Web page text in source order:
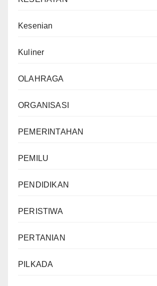
Kesenian
Kuliner
OLAHRAGA
ORGANISASI
PEMERINTAHAN
PEMILU
PENDIDIKAN
PERISTIWA
PERTANIAN
PILKADA